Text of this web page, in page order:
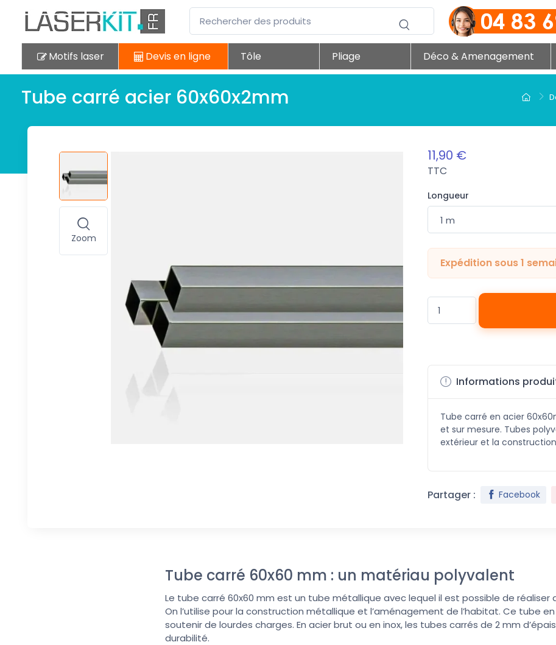
Motifs laser Devis en ligne Tôle Pliage Déco & Amenagement
Tube carré acier 60x60x2mm
Zoom
11,90 €
TTC
Longueur
Expédition sous 1
Informations
Tube carré en acier
et sur mesure. Tubes
extérieur et la
Partager : Facebook
Tube carré 60x60 mm : un matériau polyvalent
Le tube carré 60x60 mm est un tube métallique avec lequel il est possible de réaliser
On l’utilise pour la construction métallique et l’aménagement de l’habitat. Ce tube
soutenir de lourdes charges. En acier brut ou en inox, les tubes carrés de 2 mm
durabilité.